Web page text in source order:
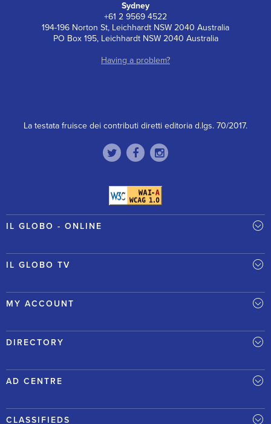
Sydney
+61 2 9569 4522
194-196 Norton St, Leichhardt NSW 2040 Australia
PO Box 195, Leichhardt NSW 2040 Australia
Having a problem?
La testata fruisce dei contributi diretti editoria d.lgs. 70/2017.
IL GLOBO - ONLINE
IL GLOBO TV
MY ACCOUNT
DIRECTORY
AD CENTRE
CLASSIFIEDS